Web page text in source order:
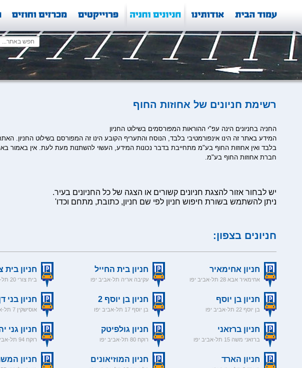
רשימת חניונים של אחוזות החוף
החניה בחניונים הינה עפ"י ההוראות המפורסמים בשילוט החניון
המידע באתר זה הינו אינפורמטיבי בלבד, הנוסח והתעריף הקובע הינו זה המפורסם בשילוט החניון.
בלבד ואין אחוזות החוף בע"מ מתחייבת בדבר נכונות המידע, העשוי להשתנות מעת לעת. אין באמור
חברת אחוזות החוף בע"מ.
יש לבחור אזור להצגת חניונים קשורים או הצגה של כל החניונים בעיר.
ניתן להשתמש בשורת חיפוש חניון לפי שם חניון, כתובת, מתחם וכדו'
חניונים בצפון:
חניון אחימאיר
אחימאיר אבא 28 תל-אביב יפו
חניון בית החייל
עקיבה אריה תל-אביב יפו
חניון בית
בית צורי 20 תל-אביב יפו
חניון בן יוסף
בן יוסף 22 תל-אביב יפו
חניון בן יוסף 2
בן יוסף 17 תל-אביב יפו
חניון בני
אוסישקין 7 תל-אביב יפו
חניון ברזאני
ברזאני משה 15 תל-אביב יפו
חניון גולפיטק
רוקח 80 תל-אביב יפו
חניון גני
רוקח 94 תל-אביב יפו
חניון הארד חניון המוזיאונים חניון